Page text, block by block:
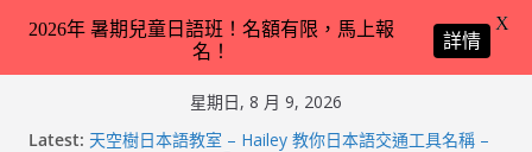
星期日, 8 月 9, 2026
Latest: 天空樹日本語教室 – Hailey 教你日本語交通工具名稱 –
2026年 暑期兒童日語班！名額有限，馬上報
名！
詳情
X